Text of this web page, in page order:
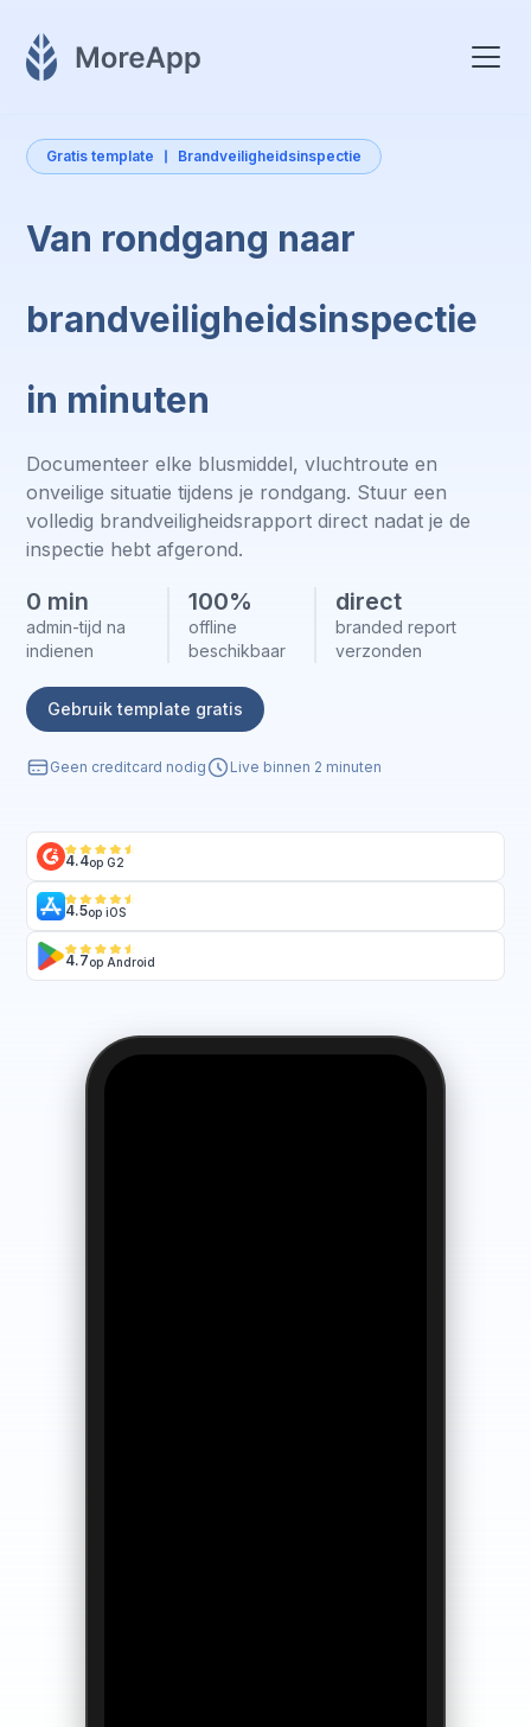
Gratis template Brandveiligheidsinspectie
Van rondgang naar
brandveiligheidsinspectie
in minuten
Documenteer elke blusmiddel, vluchtroute en
onveilige situatie tijdens je rondgang. Stuur een
volledig brandveiligheidsrapport direct nadat je de
inspectie hebt afgerond.
0 min
admin-tijd na
indienen
100%
offline
beschikbaar
direct
branded report
verzonden
Gebruik template gratis
Geen creditcard nodig Live binnen 2 minuten
4.4op G2
4.5op iOS
4.7op Android